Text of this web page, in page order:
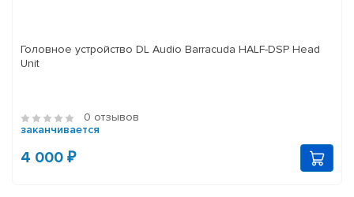
Головное устройство DL Audio Barracuda HALF-DSP Head
Unit
0 отзывов
заканчивается
4 000 ₽